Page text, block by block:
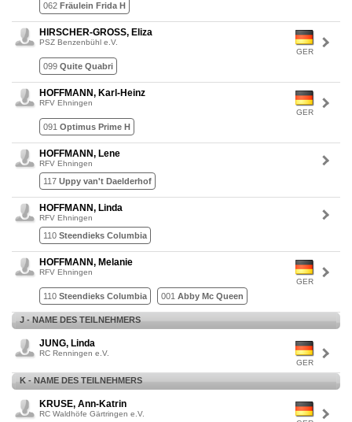
062 Fräulein Frida H
GER
HIRSCHER-GROSS, Eliza
PSZ Benzenbühl e.V.
099 Quite Quabri
GER
HOFFMANN, Karl-Heinz
RFV Ehningen
091 Optimus Prime H
HOFFMANN, Lene
RFV Ehningen
117 Uppy van't Daelderhof
HOFFMANN, Linda
RFV Ehningen
110 Steendieks Columbia
GER
HOFFMANN, Melanie
RFV Ehningen
110 Steendieks Columbia 001 Abby Mc Queen
J - NAME DES TEILNEHMERS
GER
JUNG, Linda
RC Renningen e.V.
K - NAME DES TEILNEHMERS
KRUSE, Ann-Katrin
RC Waldhöfe Gärtringen e.V.